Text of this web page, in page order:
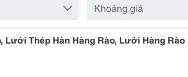
Khoảng giá
Lưới Thép Hàn Hàng Rào, Lưới Hàng Rào